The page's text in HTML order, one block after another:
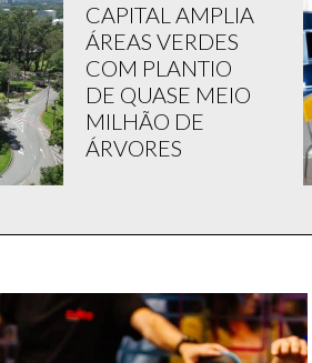
CAPITAL AMPLIA
ÁREAS VERDES
COM PLANTIO
DE QUASE MEIO
MILHÃO DE
ÁRVORES